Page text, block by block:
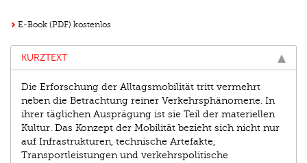
E-Book (PDF) kostenlos
KURZTEXT
Die Erforschung der Alltagsmobilität tritt vermehrt
neben die Betrachtung reiner Verkehrsphänomene. In
ihrer täglichen Ausprägung ist sie Teil der materiellen
Kultur. Das Konzept der Mobilität bezieht sich nicht nur
auf Infrastrukturen, technische Artefakte,
Transportleistungen und verkehrspolitische